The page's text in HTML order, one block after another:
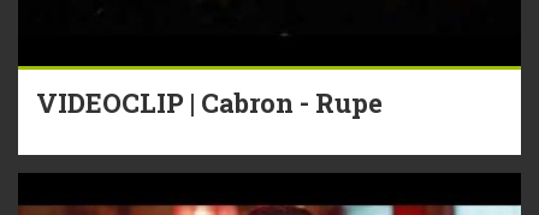
VIDEOCLIP | Cabron - Rupe